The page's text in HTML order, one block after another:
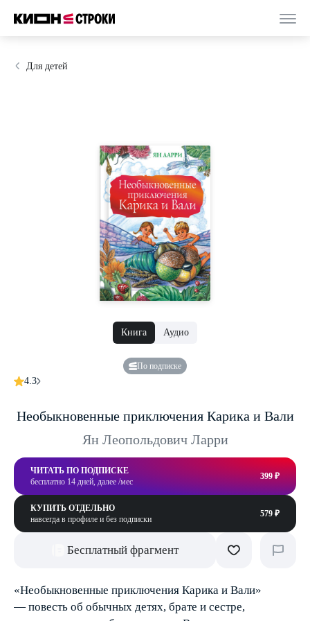
Для детей
Книга Аудио
По подписке
4.3
Необыкновенные приключения Карика и Вали
Ян Леопольдович Ларри
ЧИТАТЬ ПО ПОДПИСКЕ
бесплатно 14 дней, далее /мес
399 ₽
КУПИТЬ ОТДЕЛЬНО
навсегда в профиле и без подписки
579 ₽
Бесплатный фрагмент
«Необыкновенные приключения Карика и Вали»
— повесть об обычных детях, брате и сестре,